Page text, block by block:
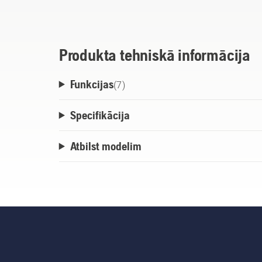
Produkta tehniskā informācija
Funkcijas(7)
Specifikācija
Atbilst modelim